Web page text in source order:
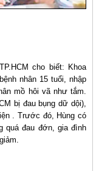
cho biết: Khoa
nhân 15 tuổi, nhập
mồ hôi vã như tắm.
bị đau bụng dữ dội),
. Trước đó, Hùng có
quá đau đớn, gia đình